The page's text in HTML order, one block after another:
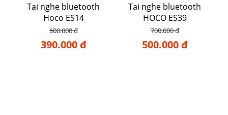
Tai nghe bluetooth
Hoco ES14
600.000 đ
390.000 đ
Tai nghe bluetooth
HOCO ES39
700.000 đ
500.000 đ